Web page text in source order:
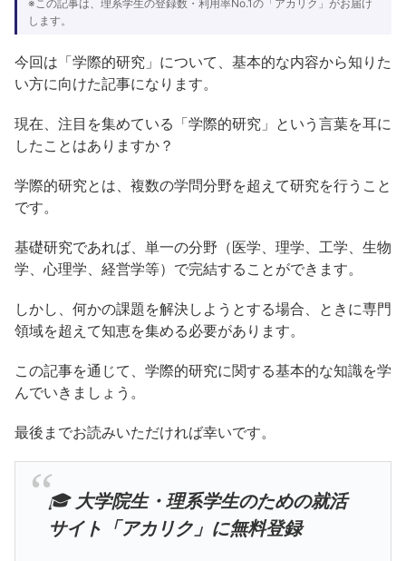
※この記事は、理系学生の登録数・利用率No.1の「アカリク」がお届け
します。
今回は「学際的研究」について、基本的な内容から知りた
い方に向けた記事になります。
現在、注目を集めている「学際的研究」という言葉を耳に
したことはありますか？
学際的研究とは、複数の学問分野を超えて研究を行うこと
です。
基礎研究であれば、単一の分野（医学、理学、工学、生物
学、心理学、経営学等）で完結することができます。
しかし、何かの課題を解決しようとする場合、ときに専門
領域を超えて知恵を集める必要があります。
この記事を通じて、学際的研究に関する基本的な知識を学
んでいきましょう。
最後までお読みいただければ幸いです。
🎓 大学院生・理系学生のための就活
サイト「アカリク」に無料登録